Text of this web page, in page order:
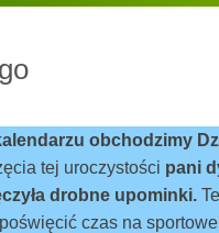
obchodzimy
tej uroczystości pani
drobne upominki.
czas na